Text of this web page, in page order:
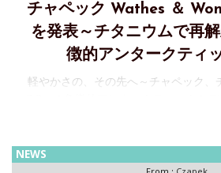
チャペック Wathes ＆
を発表～チタニウムで再
徴的アンタークティ
軽やかさの、その先へ～チャペック、
議論があります。重厚な時計が手首
こそ究極の快適
NEWS